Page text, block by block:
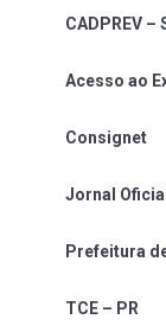
CADPREV
Acesso ao
Consignet
Jornal
Prefeitura
TCE – PR